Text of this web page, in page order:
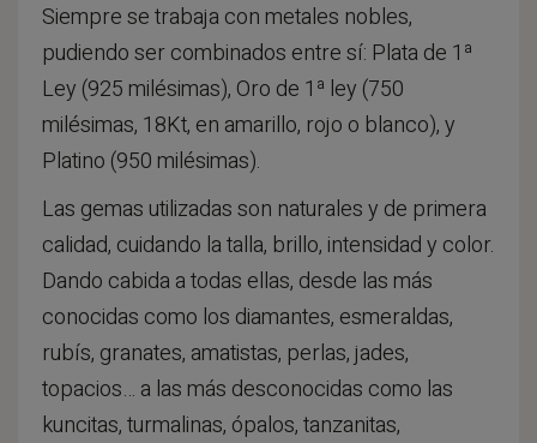
Siempre se trabaja con metales nobles,
pudiendo ser combinados entre sí: Plata de 1ª
Ley (925 milésimas), Oro de 1ª ley (750
milésimas, 18Kt, en amarillo, rojo o blanco), y
Platino (950 milésimas).
Las gemas utilizadas son naturales y de primera
calidad, cuidando la talla, brillo, intensidad y color.
Dando cabida a todas ellas, desde las más
conocidas como los diamantes, esmeraldas,
rubís, granates, amatistas, perlas, jades,
topacios… a las más desconocidas como las
kuncitas, turmalinas, ópalos, tanzanitas,